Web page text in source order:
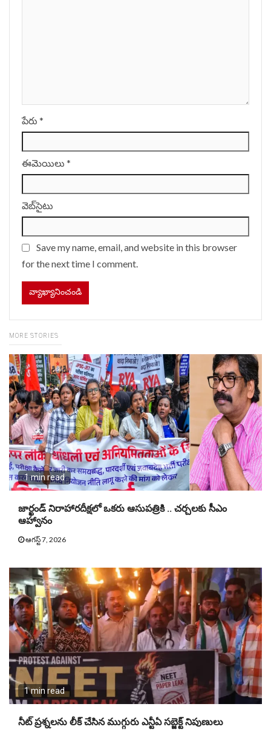
పేరు *
ఈమెయిలు *
వెబ్‌సైటు
Save my name, email, and website in this browser
for the next time I comment.
MORE STORIES
1 min read
జార్ఖండ్ నిరాహారదీక్షలో ఒకరు ఆసుపత్రికి .. చర్చలకు సీఎం
ఆహ్వానం
ఆగస్ట్ 7, 2026
1 min read
నీట్ ప్ర‌శ్న‌ల‌ను లీక్ చేసిన ముగ్గురు ఎన్టీఏ స‌బ్జెక్ట్ నిపుణులు